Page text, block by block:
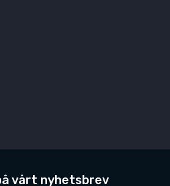
vårt nyhetsbrev